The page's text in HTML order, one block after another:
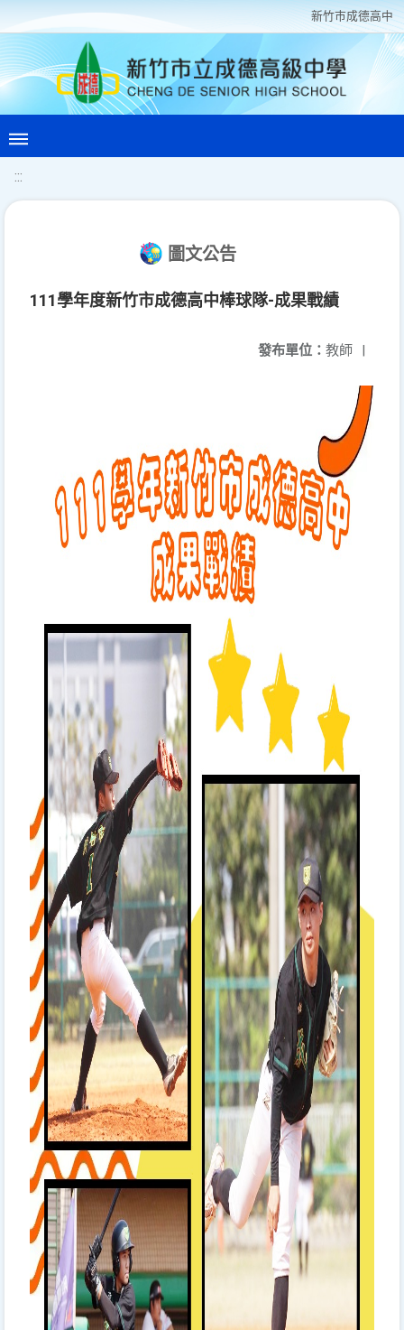
新竹巿成德高中
:::
圖文公告
111學年度新竹市成德高中棒球隊-成果戰績
發布單位： 教師 |